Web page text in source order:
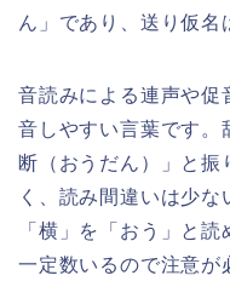
ん」であり、送り仮名
音読みによる連声や促
音しやすい言葉です。
断（おうだん）」と
く、読み間違いは少な
「横」を「おう」と
一定数いるので注意が